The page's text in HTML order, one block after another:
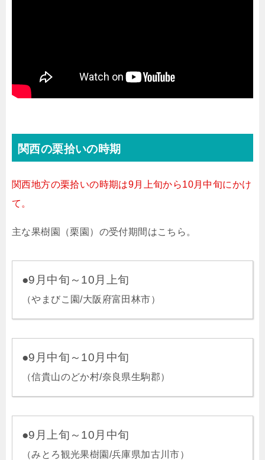
関西の栗拾いの時期
関西地方の栗拾いの時期は9月上旬から10月中旬にかけ
て。
主な果樹園（栗園）の受付期間はこちら。
●9月中旬～10月上旬
（やまびこ園/大阪府富田林市）
●9月中旬～10月中旬
（信貴山のどか村/奈良県生駒郡）
●9月上旬～10月中旬
（みとろ観光果樹園/兵庫県加古川市）